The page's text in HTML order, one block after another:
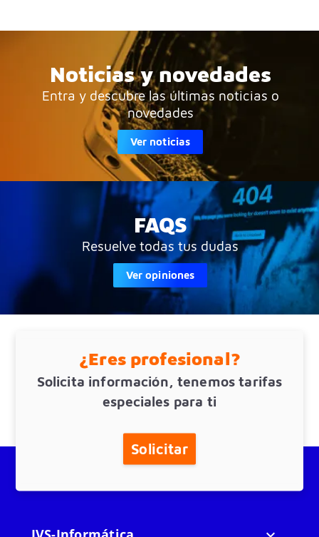
Noticias y novedades
Entra y descubre las últimas noticias o
novedades
Ver noticias
FAQS
Resuelve todas tus dudas
Ver opiniones
¿Eres profesional?
Solicita información, tenemos tarifas
especiales para ti
Solicitar